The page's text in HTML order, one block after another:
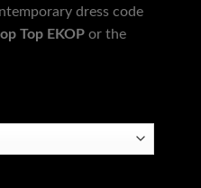
dress code
Top EKOP or the